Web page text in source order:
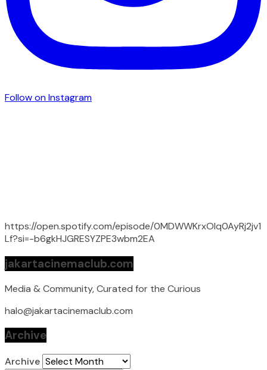
Follow on Instagram
https://open.spotify.com/episode/0MDWWKrxOlq0AyRj2jv1
Lf?si=-b6gkHJGRESYZPE3wbm2EA
jakartacinemaclub.com
Media & Community, Curated for the Curious
halo@jakartacinemaclub.com
Archive
Archive